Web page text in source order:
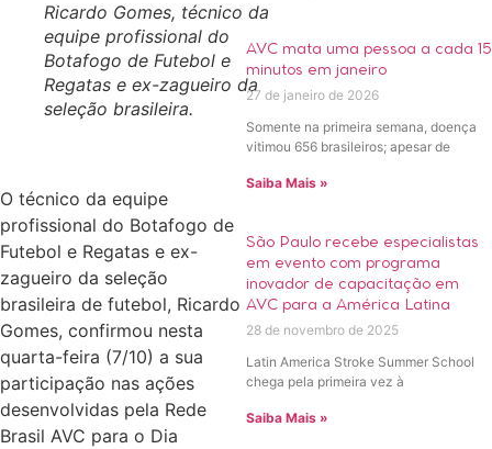
Ricardo Gomes, técnico da
equipe profissional do
Botafogo de Futebol e
Regatas e ex-zagueiro da
seleção brasileira.
O técnico da equipe
profissional do Botafogo de
Futebol e Regatas e ex-
zagueiro da seleção
brasileira de futebol, Ricardo
Gomes, confirmou nesta
quarta-feira (7/10) a sua
participação nas ações
desenvolvidas pela Rede
Brasil AVC para o Dia
AVC mata uma pessoa a cada 15
minutos em janeiro
27 de janeiro de 2026
Somente na primeira semana, doença
vitimou 656 brasileiros; apesar de
Saiba Mais »
São Paulo recebe especialistas
em evento com programa
inovador de capacitação em
AVC para a América Latina
28 de novembro de 2025
Latin America Stroke Summer School
chega pela primeira vez à
Saiba Mais »